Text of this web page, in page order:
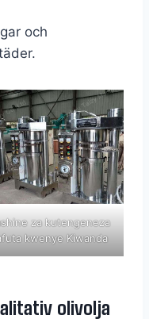
och
za kutengeneza
kwenye Kiwanda
olivolja